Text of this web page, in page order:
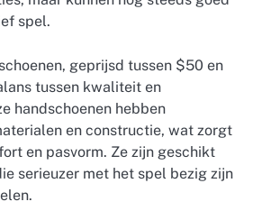
spel.
geprijsd tussen $50 en
tussen kwaliteit en
handschoenen hebben
en constructie, wat zorgt
en pasvorm. Ze zijn geschikt
serieuzer met het spel bezig zijn